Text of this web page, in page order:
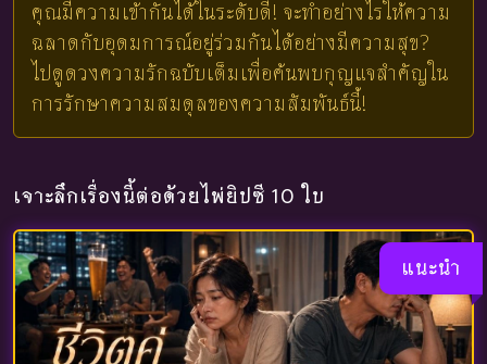
คุณมีความเข้ากันได้ในระดับดี! จะทำอย่างไรให้ความ
ฉลาดกับอุดมการณ์อยู่ร่วมกันได้อย่างมีความสุข?
ไปดูดวงความรักฉบับเต็มเพื่อค้นพบกุญแจสำคัญใน
การรักษาความสมดุลของความสัมพันธ์นี้!
เจาะลึกเรื่องนี้ต่อด้วยไพ่ยิปซี 10 ใบ
แนะนำ